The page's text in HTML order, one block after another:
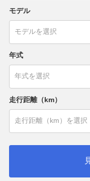
モデル
年式
走行距離（km）